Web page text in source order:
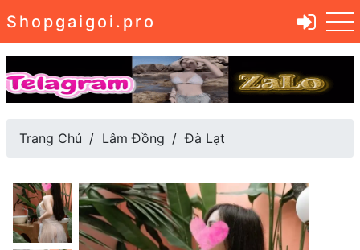
Shopgaigoi.pro
Trang Chủ Lâm Đồng Đà Lạt